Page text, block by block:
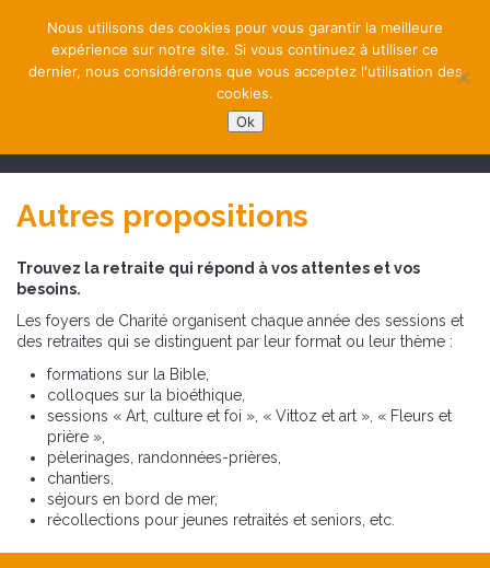
Autres propositions
Trouvez la retraite qui répond à vos attentes et vos
besoins.
Les foyers de Charité organisent chaque année des sessions et
des retraites qui se distinguent par leur format ou leur thème :
formations sur la Bible,
colloques sur la bioéthique,
sessions « Art, culture et foi », « Vittoz et art », « Fleurs et
prière »,
pèlerinages, randonnées-prières,
chantiers,
séjours en bord de mer,
récollections pour jeunes retraités et seniors, etc.
Nous utilisons des cookies pour vous garantir la meilleure
expérience sur notre site. Si vous continuez à utiliser ce
dernier, nous considérerons que vous acceptez l'utilisation des
cookies.
Ok